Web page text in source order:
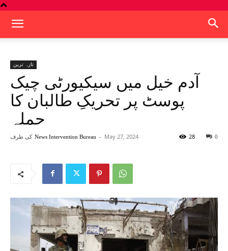
تازہ ترین
آدم خیل میں سیکیورٹی چیک
پوسٹ پر تحریکِ طالبان کا
حملہ
کی طرف News Intervention Bureau - May 27, 2024 0
28